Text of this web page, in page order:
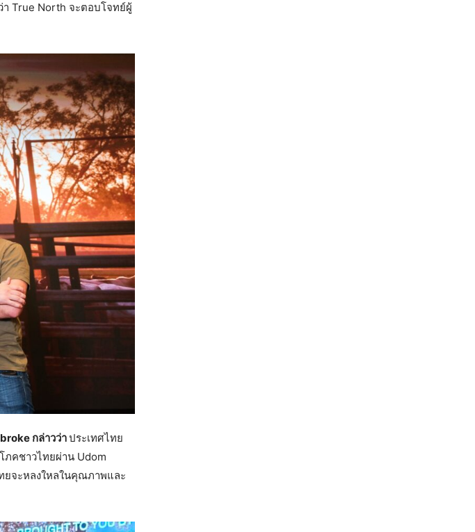
า True North จะตอบโจทย์ผู้
กล่าวว่าประเทศไทย
ภคชาวไทยผ่าน Udom
ยจะหลงใหลในคุณภาพและ